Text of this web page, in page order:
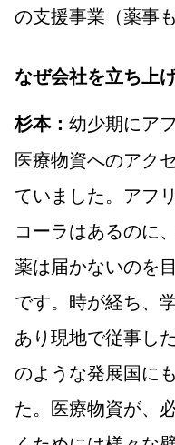
の支援事業（薬事
なぜ会社を立ち上
杉本： 幼少期にア
医療物資へのアク
ていました。アフ
コーラはあるのに
薬は届かないのを
です。時が経ち、
あり現地で従事し
のような発展国に
た。医療物資が、